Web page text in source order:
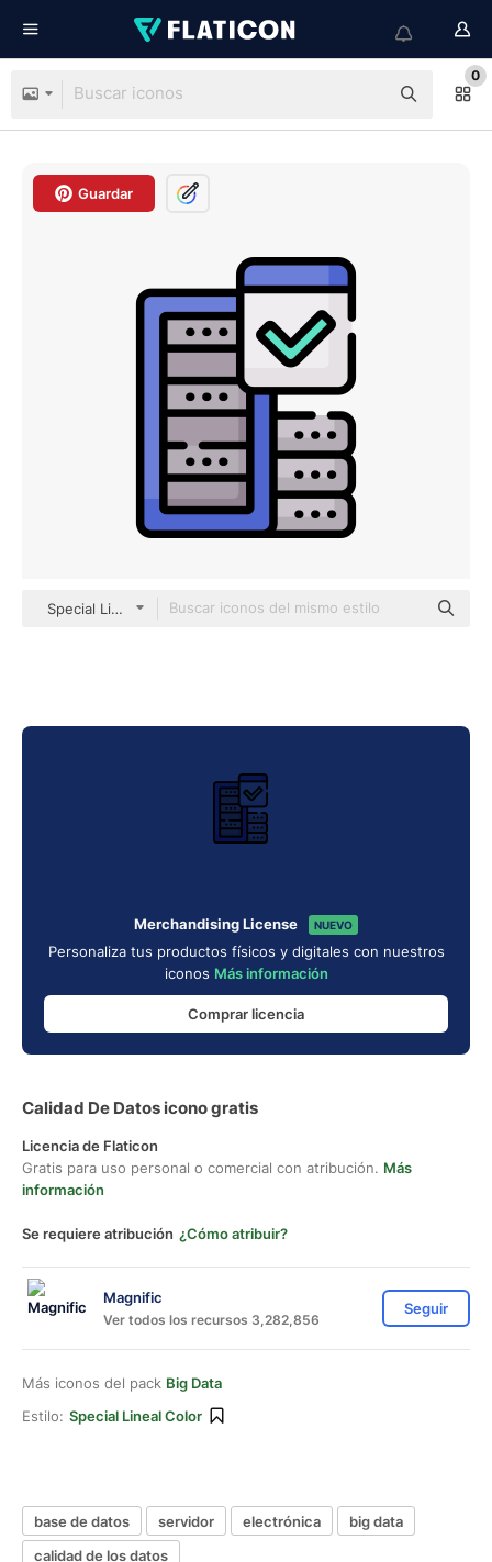
0
Guardar
Special Lineal color
Merchandising License NUEVO
Personaliza tus productos físicos y digitales con nuestros
iconos Más información
Comprar licencia
Calidad De Datos icono gratis
Licencia de Flaticon
Gratis para uso personal o comercial con atribución. Más
información
Se requiere atribución ¿Cómo atribuir?
Magnific
Ver todos los recursos 3,282,856
Seguir
Más iconos del pack Big Data
Estilo: Special Lineal Color
base de datos servidor electrónica
big data
calidad de los datos